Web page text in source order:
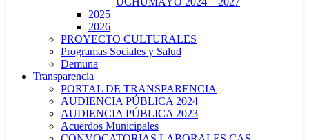
2025
2026
PROYECTO CULTURALES
Programas Sociales y Salud
Demuna
Transparencia
PORTAL DE TRANSPARENCIA
AUDIENCIA PÚBLICA 2024
AUDIENCIA PÚBLICA 2023
Acuerdos Municipales